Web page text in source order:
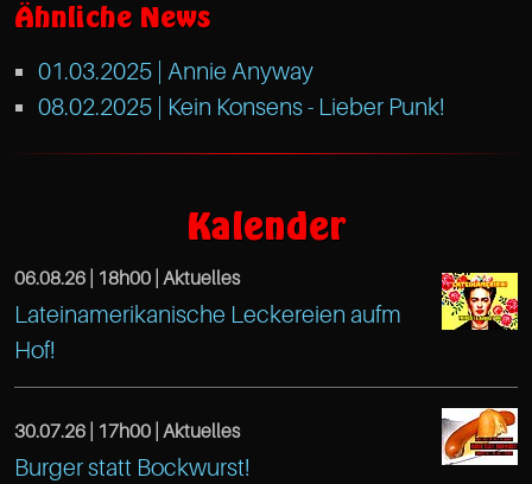
Ähnliche News
01.03.2025 | Annie Anyway
08.02.2025 | Kein Konsens - Lieber Punk!
https://www.facebook.com/
Altona
Gaußstr.
Hamburg
22765
Kalender
06.08.26 | 18h00 | Aktuelles
Lateinamerikanische Leckereien aufm
Hof!
https://www.facebook.com/
Treibeis
Altona
30.07.26 | 17h00 | Aktuelles
Burger statt Bockwurst!
https://www.facebook.com/